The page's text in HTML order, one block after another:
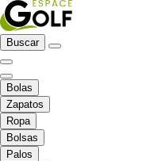
Buscar
Bolas
Zapatos
Ropa
Bolsas
Palos